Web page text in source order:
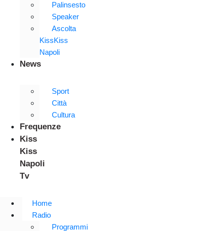
Palinsesto
Speaker
Ascolta
KissKiss
Napoli
News
Sport
Città
Cultura
Frequenze
Kiss
Kiss
Napoli
Tv
Home
Radio
Programmi